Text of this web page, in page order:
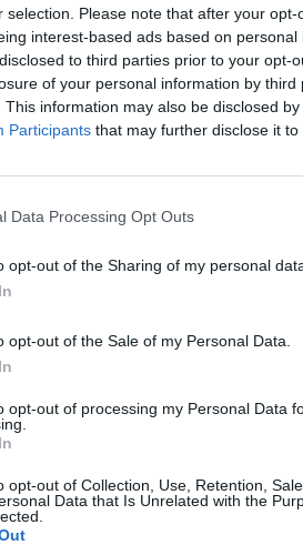
selection. Please note that after your
interest-based ads based on
to third parties prior to your opt-
of your personal information by third
This information may also be disclosed
Participants that may further disclose it to
Data Processing Opt Outs
opt-out of the Sharing of my personal
opt-out of the Sale of my Personal Data.
opt-out of processing my Personal Data
opt-out of Collection, Use, Retention,
Data that Is Unrelated with the
Petíciót indított
Green a